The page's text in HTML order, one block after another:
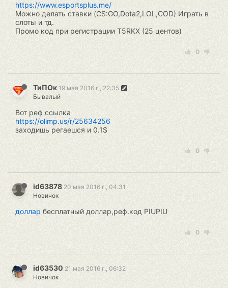
https://www.esportsplus.me/
Можно делать ставки (CS:GO,Dota2,LOL,СOD) Играть в
слоты и тд.
Промо код при регистрации T5RKX (25 центов)
0
ТиПОк 19 мая 2016 г., 22:35
Бывалый
Вот реф ссылка
https://olimp.us/r/25634256
заходишь регаешся и 0.1$
0
id63878 20 мая 2016 г., 04:31
Новичок
доллар бесплатный доллар,реф.код PIUPIU
0
id63530 21 мая 2016 г., 06:32
Новичок